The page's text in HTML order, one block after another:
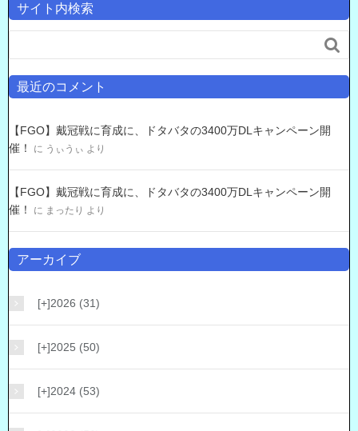
サイト内検索

最近のコメント
【FGO】戴冠戦に育成に、ドタバタの3400万DLキャンペーン開
催！
に うぃうぃ より
【FGO】戴冠戦に育成に、ドタバタの3400万DLキャンペーン開
催！
に まったり より
アーカイブ
[+]2026 (31)
[+]2025 (50)
[+]2024 (53)